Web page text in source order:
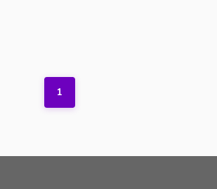
1